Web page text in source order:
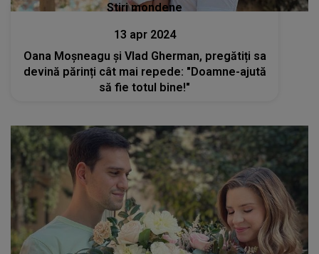
Stiri mondene
13 apr 2024
Oana Moșneagu și Vlad Gherman, pregătiți sa
devină părinți cât mai repede: "Doamne-ajută
să fie totul bine!"